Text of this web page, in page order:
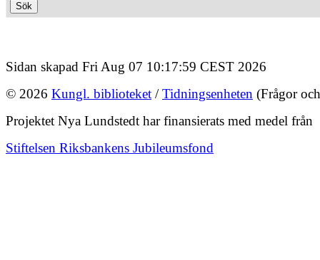
Sidan skapad Fri Aug 07 10:17:59 CEST 2026
© 2026 Kungl. biblioteket /Tidningsenheten (Frågor
Projektet Nya Lundstedt har finansierats med medel från
Stiftelsen Riksbankens Jubileumsfond